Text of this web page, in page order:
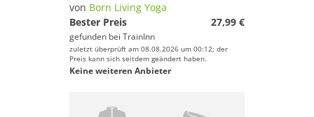
von Born Living Yoga
Bester Preis
27,99 €
gefunden bei TrainInn
zuletzt überprüft am 08.08.2026 um 00:12; der
Preis kann sich seitdem geändert haben.
Keine weiteren Anbieter